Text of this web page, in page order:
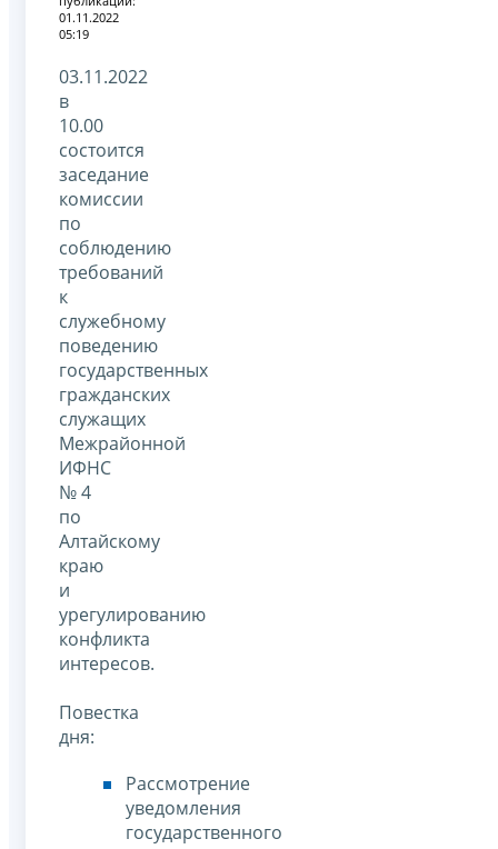
01.11.2022
05:19
03.11.2022
в
10.00
состоится
заседание
комиссии
по
соблюдению
требований
к
служебному
поведению
государственных
гражданских
служащих
Межрайонной
ИФНС
№ 4
по
Алтайскому
краю
и
урегулированию
конфликта
интересов.
Повестка
дня:
Рассмотрение
уведомления
государственного